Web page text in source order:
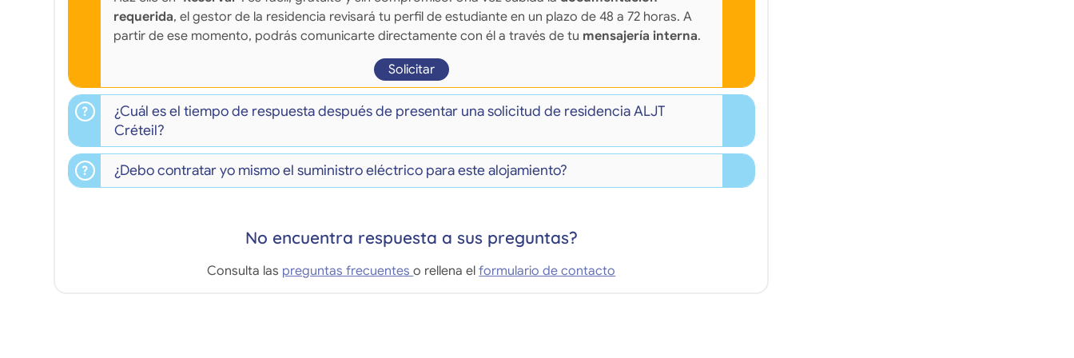
requerida, el gestor de la residencia revisará tu perfil de estudiante en un plazo de 48 a 72 horas. A
partir de ese momento, podrás comunicarte directamente con él a través de tu mensajería interna.
Solicitar
¿Cuál es el tiempo de respuesta después de presentar una solicitud de residencia ALJT
Créteil?
¿Debo contratar yo mismo el suministro eléctrico para este alojamiento?
No encuentra respuesta a sus preguntas?
Consulta las preguntas frecuenteso rellena elformulario de contacto